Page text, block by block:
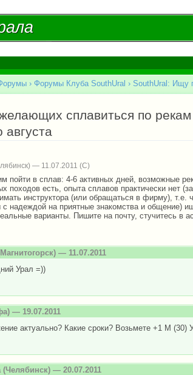
› Форумы Клуба SouthUral › SouthUral: Ищу
сплавиться по
августа
— 11.07.2011
пойти в сплав: 4-6 активных дней, возможные
походов есть, опыта сплавов практически нет
инструктора (или обращаться в фирму),
с надеждой на приятные знакомства и общение)
варианты. Пишите на почту, стучитесь в
— 11.07.2011
Урал =))
— 19.07.2011
актуально? Какие сроки? Возьмете +1 М (30)
(Челябинск) — 20.07.2011